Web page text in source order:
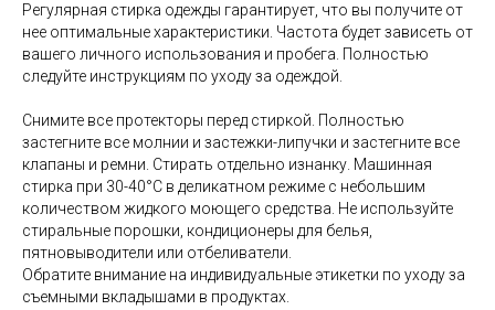
Регулярная стирка одежды гарантирует, что вы получите от
нее оптимальные характеристики. Частота будет зависеть от
вашего личного использования и пробега. Полностью
следуйте инструкциям по уходу за одеждой.
Снимите все протекторы перед стиркой. Полностью
застегните все молнии и застежки-липучки и застегните все
клапаны и ремни. Стирать отдельно изнанку. Машинная
стирка при 30-40°C в деликатном режиме с небольшим
количеством жидкого моющего средства. Не используйте
стиральные порошки, кондиционеры для белья,
пятновыводители или отбеливатели.
Обратите внимание на индивидуальные этикетки по уходу за
съемными вкладышами в продуктах.